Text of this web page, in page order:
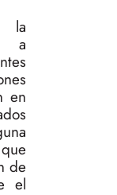
la
a
en
de
el